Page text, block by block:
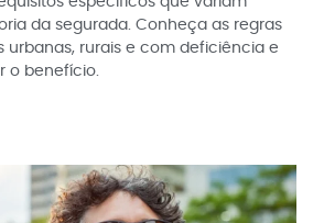
da segurada. Conheça as regras
urbanas, rurais e com deficiência e
o benefício.